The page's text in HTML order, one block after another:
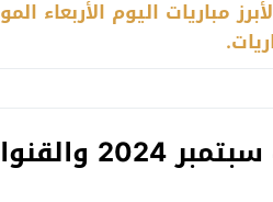
مباريات اليوم الأربعاء